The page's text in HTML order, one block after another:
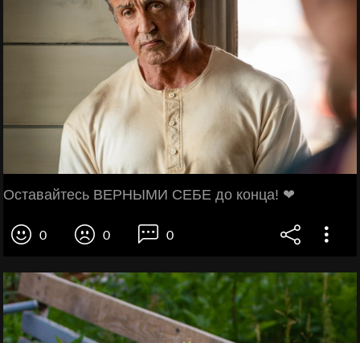
Оставайтесь ВЕРНЫМИ СЕБЕ до конца! ❤
0 0 0